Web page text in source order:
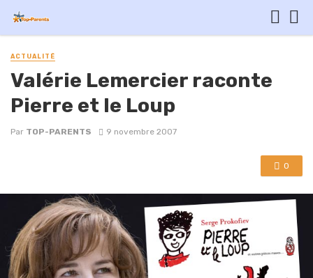
ACTUALITÉ
Valérie Lemercier raconte
Pierre et le Loup
Par TOP-PARENTS 9 novembre 2007
0